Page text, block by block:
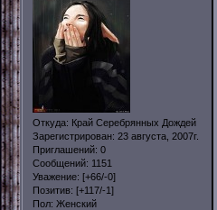
Откуда: Край Серебрянных Дождей
Зарегистрирован: 23 августа, 2007г.
Приглашений: 0
Сообщений: 1151
Уважение: [+66/-0]
Позитив: [+117/-1]
Пол: Женский